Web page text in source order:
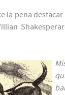
la pena